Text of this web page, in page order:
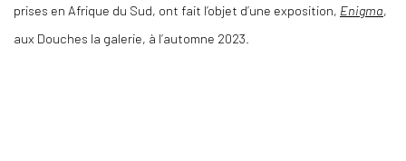
prises en Afrique du Sud, ont fait l’objet d’une exposition, Enigma,
aux Douches la galerie, à l’automne 2023.